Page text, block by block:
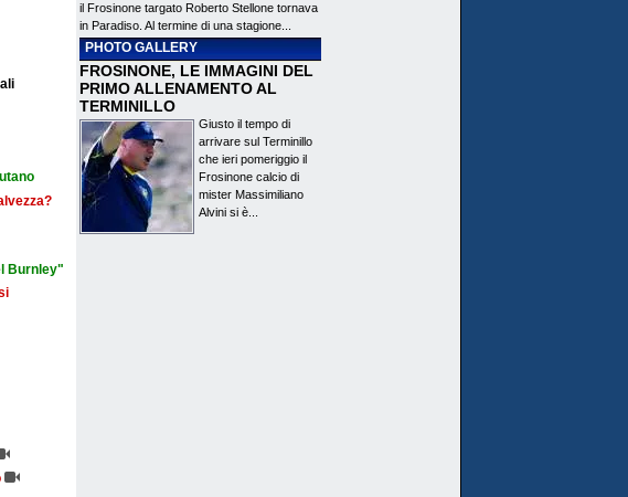
Burnley"
il Frosinone targato Roberto Stellone tornava
in Paradiso. Al termine di una stagione...
PHOTO GALLERY
FROSINONE, LE IMMAGINI DEL
PRIMO ALLENAMENTO AL
TERMINILLO
Giusto il tempo di
arrivare sul Terminillo
che ieri pomeriggio il
Frosinone calcio di
mister Massimiliano
Alvini si è...